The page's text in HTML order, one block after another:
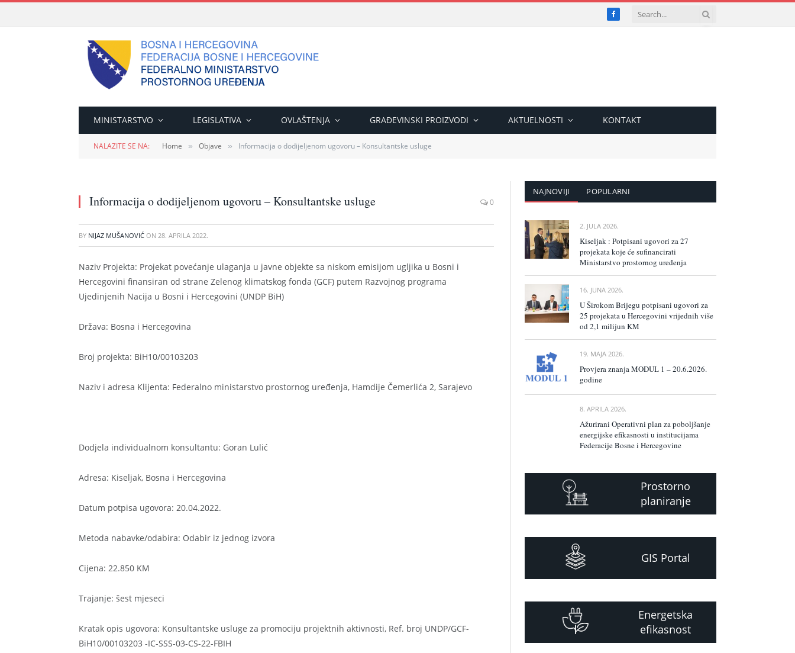
Facebook
MINISTARSTVO LEGISLATIVA OVLAŠTENJA GRAĐEVINSKI PROIZVODI AKTUELNOSTI KONTAKT
NALAZITE SE NA: Home » Objave » Informacija o dodijeljenom ugovoru – Konsultantske usluge
Informacija o dodijeljenom ugovoru – Konsultantske usluge 0
BY NIJAZ MUŠANOVIĆ ON 28. APRILA 2022.
Naziv Projekta: Projekat povećanje ulaganja u javne objekte sa niskom emisijom ugljika u Bosni i
Hercegovini finansiran od strane Zelenog klimatskog fonda (GCF) putem Razvojnog programa
Ujedinjenih Nacija u Bosni i Hercegovini (UNDP BiH)
Država: Bosna i Hercegovina
Broj projekta: BiH10/00103203
Naziv i adresa Klijenta: Federalno ministarstvo prostornog uređenja, Hamdije Čemerlića 2, Sarajevo
Dodjela individualnom konsultantu: Goran Lulić
Adresa: Kiseljak, Bosna i Hercegovina
Datum potpisa ugovora: 20.04.2022.
Metoda nabavke/odabira: Odabir iz jednog izvora
Cijena: 22.850 KM
Trajanje: šest mjeseci
Kratak opis ugovora: Konsultantske usluge za promociju projektnih aktivnosti, Ref. broj UNDP/GCF-
BiH10/00103203 -IC-SSS-03-CS-22-FBIH
NAJNOVIJI POPULARNI
2. JULA 2026.
Kiseljak : Potpisani ugovori za 27
projekata koje će sufinancirati
Ministarstvo prostornog uređenja
16. JUNA 2026.
U Širokom Brijegu potpisani ugovori za
25 projekata u Hercegovini vrijednih više
od 2,1 milijun KM
19. MAJA 2026.
Provjera znanja MODUL 1 – 20.6.2026.
godine
8. APRILA 2026.
Ažurirani Operativni plan za poboljšanje
energijske efikasnosti u institucijama
Federacije Bosne i Hercegovine
Prostorno
planiranje
GIS Portal
Energetska
efikasnost